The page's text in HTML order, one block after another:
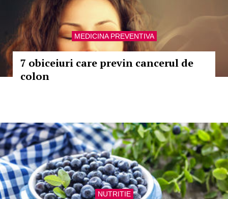
MEDICINA PREVENTIVA
7 obiceiuri care previn cancerul de
colon
NUTRITIE